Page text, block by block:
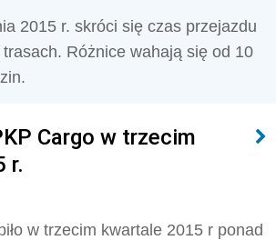
2015 r. skróci się czas przejazdu
Różnice wahają się od 10
Cargo w trzecim
r.
w trzecim kwartale 2015 r ponad